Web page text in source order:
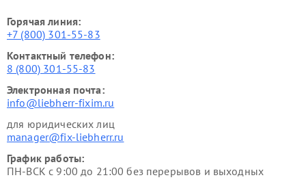
Горячая линия:
+7 (800) 301-55-83
Контактный телефон:
8 (800) 301-55-83
Электронная почта:
info@liebherr-fixim.ru
для юридических лиц
manager@fix-liebherr.ru
График работы:
ПН-ВСК с 9:00 до 21:00 без перерывов и выходных